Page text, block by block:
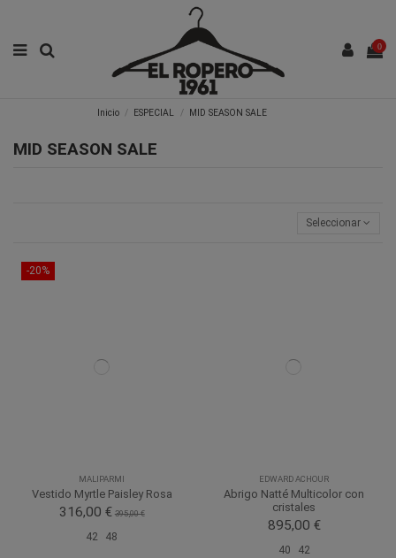
0
Inicio ESPECIAL MID SEASON SALE
MID SEASON SALE
Seleccionar
-20%
MALIPARMI
Vestido Myrtle Paisley Rosa
316,00 € 395,00 €
42 48
EDWARD ACHOUR
Abrigo Natté Multicolor con
cristales
895,00 €
40 42